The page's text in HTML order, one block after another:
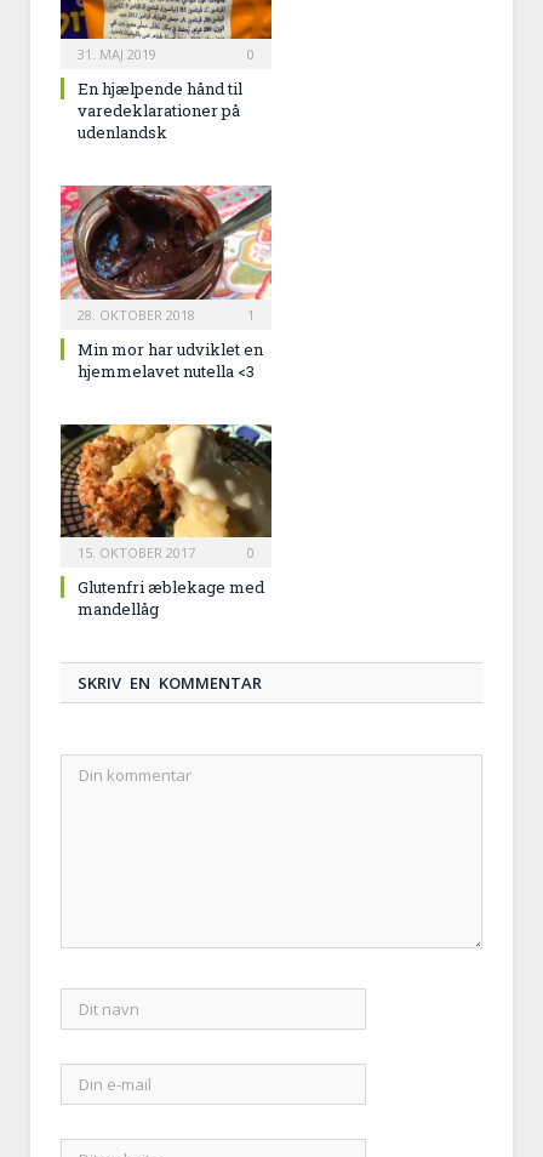
31. MAJ 2019 0
En hjælpende hånd til
varedeklarationer på
udenlandsk
28. OKTOBER 2018 1
Min mor har udviklet en
hjemmelavet nutella <3
15. OKTOBER 2017 0
Glutenfri æblekage med
mandellåg
SKRIV EN KOMMENTAR